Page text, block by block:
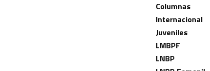
Columnas
Internacional
Juveniles
LMBPF
LNBP